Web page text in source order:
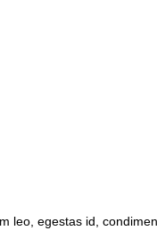
leo, egestas id,